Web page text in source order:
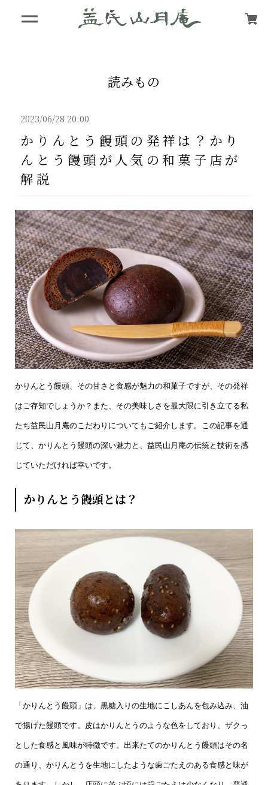
読みもの
かりんとう饅頭の発祥は？かり
んとう饅頭が人気の和菓子店が
解説
2023/06/28 20:00
かりんとう饅頭、その甘さと食感が魅力の和菓子ですが、その発祥
はご存知でしょうか？また、その美味しさを最大限に引き立てる私
たち益民山月庵のこだわりについてもご紹介します。この記事を通
じて、かりんとう饅頭の深い魅力と、益民山月庵の伝統と技術を感
じていただければ幸いです。
かりんとう饅頭とは？
「かりんとう饅頭」は、黒糖入りの生地にこしあんを包み込み、油
で揚げた饅頭です。皮はかりんとうのような色をしており、ザクっ
とした食感と風味が特徴です。出来たてのかりんとう饅頭はその名
の通り、かりんとうを生地にしたような歯ごたえのある食感と味が